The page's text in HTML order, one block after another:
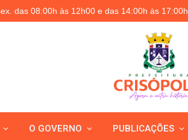
das 08:00h às 12h00 e das 14:00h às 17:00h
O GOVERNO PUBLICAÇÕES